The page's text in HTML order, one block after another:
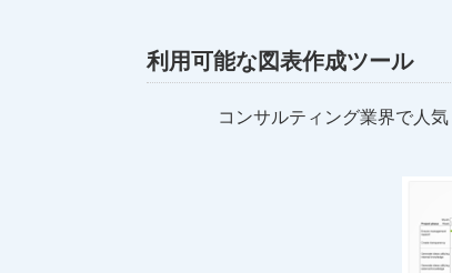
利用可能な図表作成ツール
コンサルティング業界で人